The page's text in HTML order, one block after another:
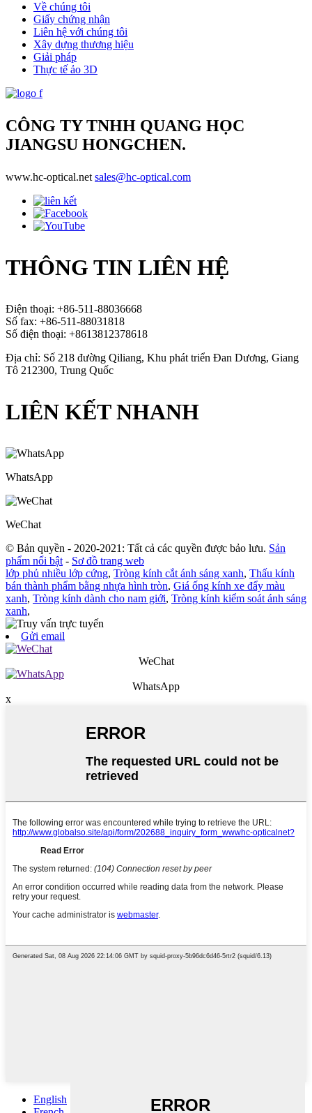
Về chúng tôi
Giấy chứng nhận
Liên hệ với chúng tôi
Xây dựng thương hiệu
Giải pháp
Thực tế ảo 3D
CÔNG TY TNHH QUANG HỌC
JIANGSU HONGCHEN.
www.hc-optical.net sales@hc-optical.com
THÔNG TIN LIÊN HỆ
Điện thoại: +86-511-88036668
Số fax: +86-511-88031818
Số điện thoại: +8613812378618
Địa chỉ: Số 218 đường Qiliang, Khu phát triển Đan Dương, Giang
Tô 212300, Trung Quốc
LIÊN KẾT NHANH
WhatsApp
WeChat
© Bản quyền - 2020-2021: Tất cả các quyền được bảo lưu. Sản
phẩm nổi bật - Sơ đồ trang web
lớp phủ nhiều lớp cứng, Tròng kính cắt ánh sáng xanh, Thấu kính
bán thành phẩm bằng nhựa hình tròn, Giá ống kính xe đẩy màu
xanh, Tròng kính dành cho nam giới, Tròng kính kiểm soát ánh sáng
xanh,
Gửi email
WeChat
WhatsApp
x
English